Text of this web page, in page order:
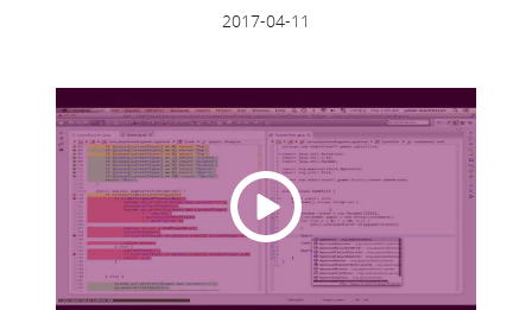
2017-04-11